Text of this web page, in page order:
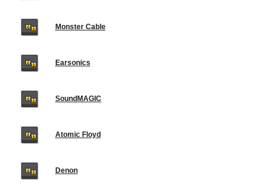
Monster Cable
Earsonics
SoundMAGIC
Atomic Floyd
Denon